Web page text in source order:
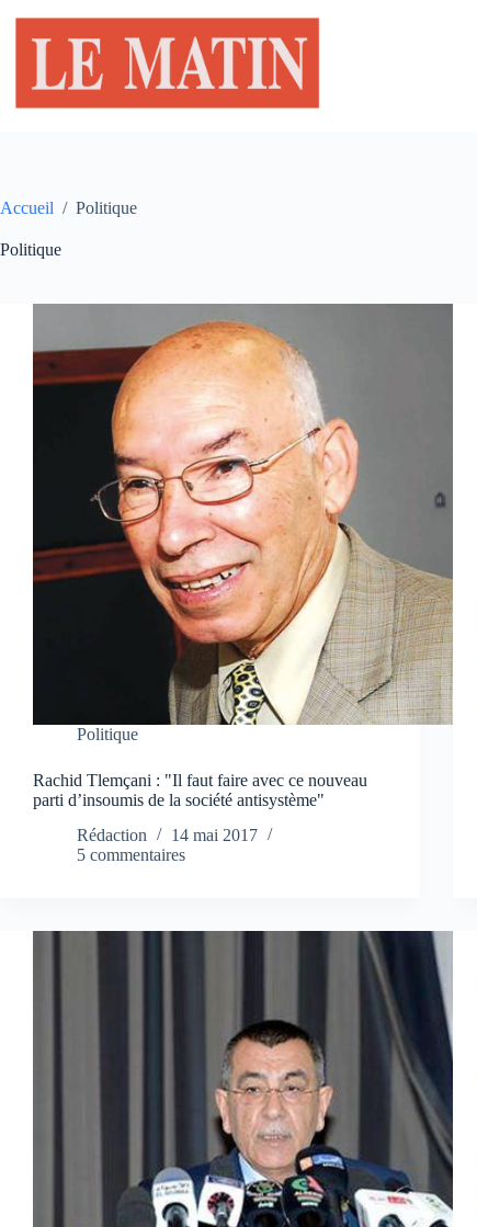
contenu
Accueil / Politique
Politique
Politique
Rachid Tlemçani : "Il faut faire avec ce nouveau
parti d’insoumis de la société antisystème"
Rédaction
14 mai 2017
5 commentaires